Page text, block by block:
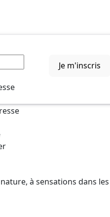
Je m'inscris
à sensations dans